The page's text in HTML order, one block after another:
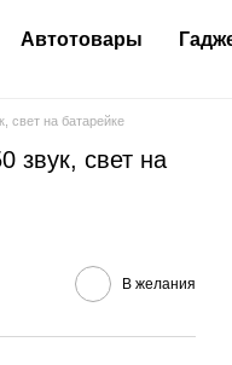
Автотовары
свет на батарейке
звук, свет на
В желания